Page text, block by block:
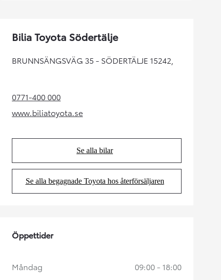
Bilia Toyota Södertälje
BRUNNSÄNGSVÄG 35 - SÖDERTÄLJE 15242,
0771-400 000(Opens in new tab)
www.biliatoyota.se
(Opens in new tab)
Se alla bilar
(Opens in new tab)
Se alla begagnade Toyota hos återförsäljaren
(Opens in new tab)
Öppettider
Måndag
09:00 - 18:00